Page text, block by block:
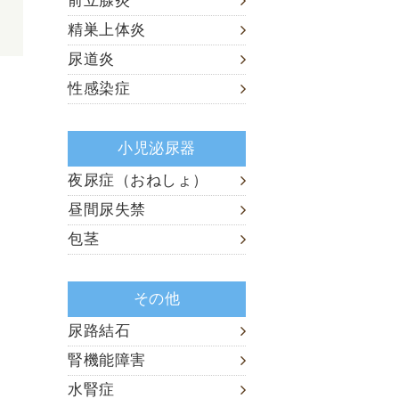
精巣上体炎
尿道炎
性感染症
小児泌尿器
夜尿症（おねしょ）
昼間尿失禁
包茎
その他
尿路結石
腎機能障害
水腎症